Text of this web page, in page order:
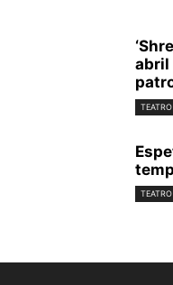
abril
TEATRO
TEATRO